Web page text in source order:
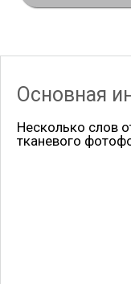
Основная
Несколько слов
тканевого